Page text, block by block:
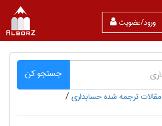
ورود/عضویت
جستجو کن
مقالات ترجمه شده حسابداری/